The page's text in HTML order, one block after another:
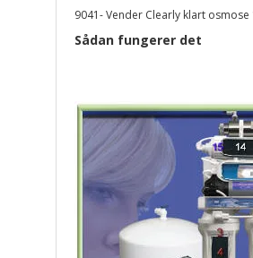
9041- Vender Clearly klart
Sådan fungerer det